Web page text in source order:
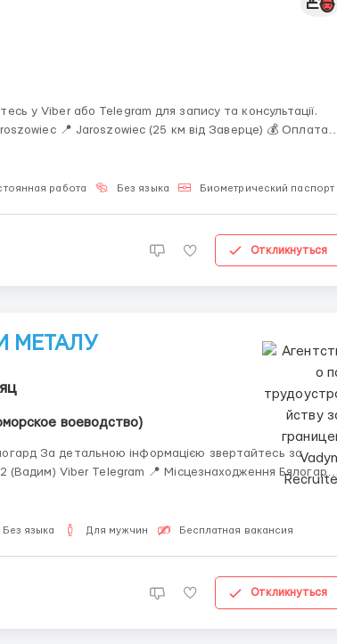
у Viber або Telegram для запису та консультації.
📍 Jaroszowiec (25 км від Заверце) 💰 Оплата
работа Без языка Биометрический паспорт
Откликнуться
МЕТАЛУ
воеводство)
за
📍 Місцезнаходження Бялогард,
Без языка Для мужчин Бесплатная вакансия
Откликнуться